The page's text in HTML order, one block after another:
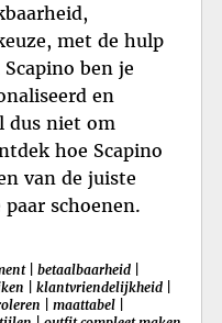
met de hulp
ben je
en
dus niet om
hoe Scapino
van de juiste
schoenen.
| betaalbaarheid
klantvriendelijkheid
maattabel